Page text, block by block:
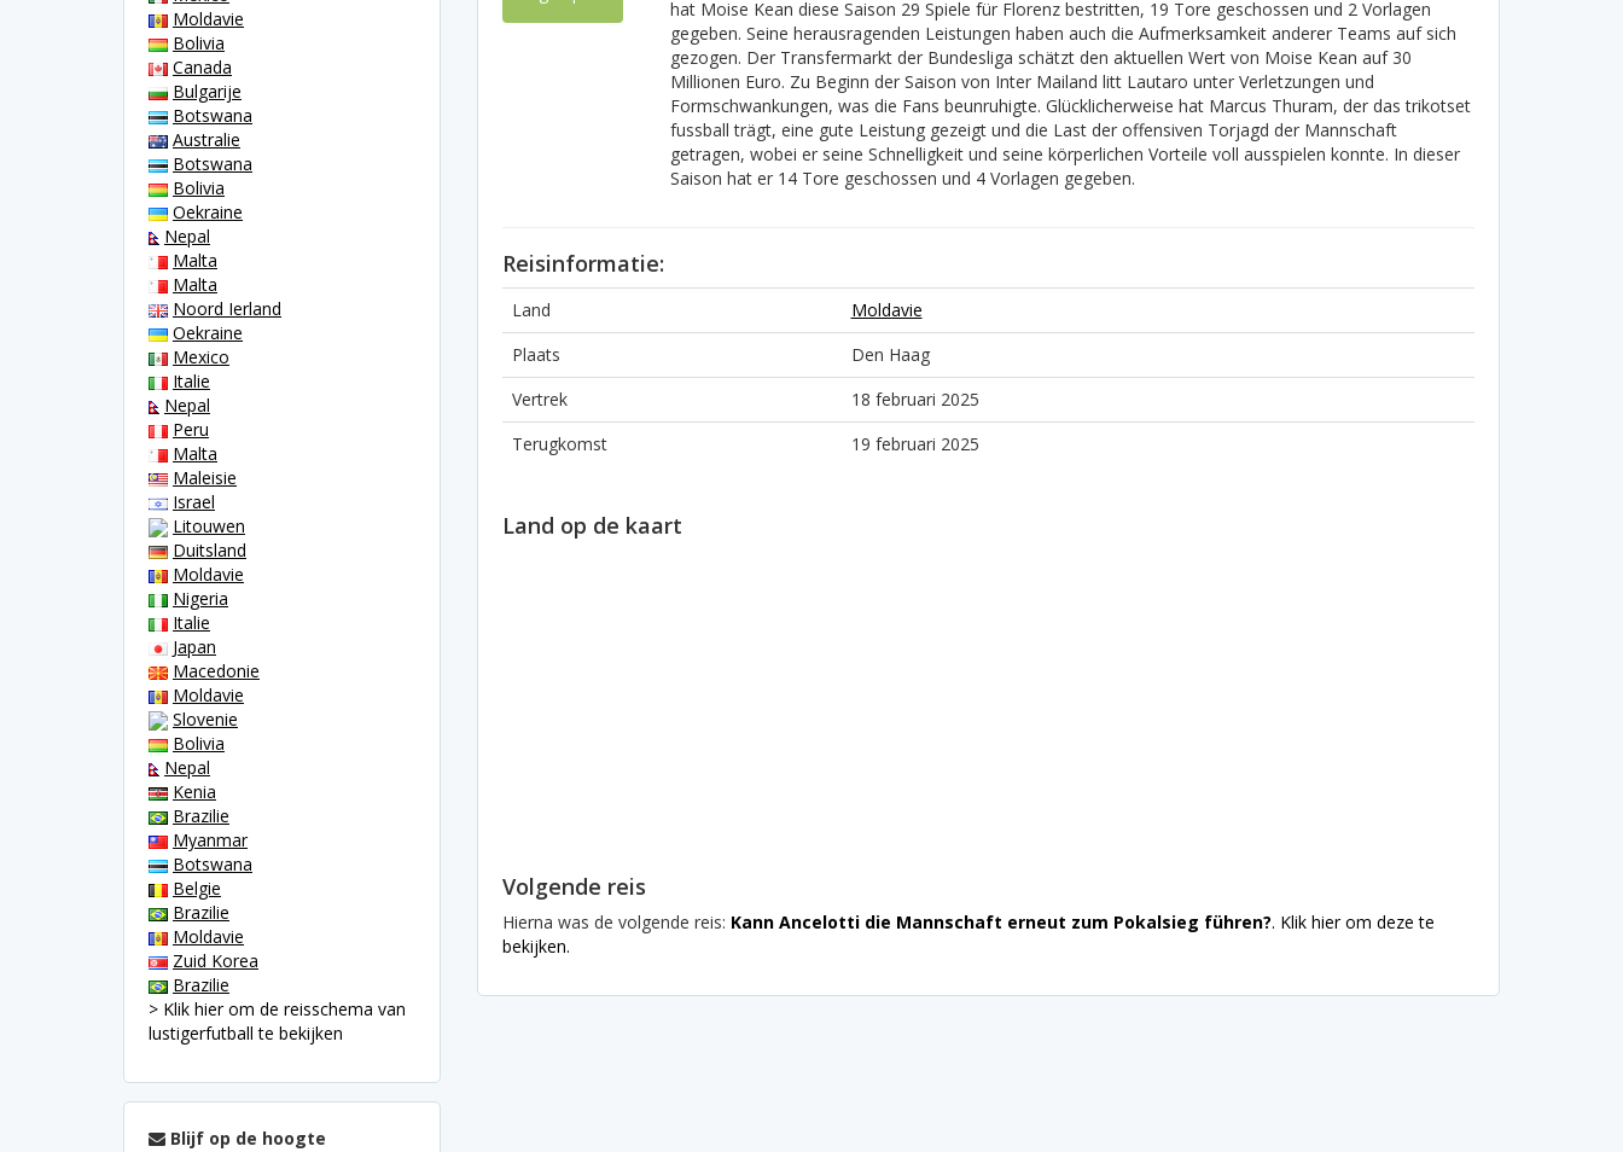
Moldavie
Bolivia
Canada
Bulgarije
Botswana
Australie
Botswana
Bolivia
Oekraine
Nepal
Malta
Malta
Noord Ierland
Oekraine
Mexico
Italie
Nepal
Peru
Malta
Maleisie
Israel
Litouwen
Duitsland
Moldavie
Nigeria
Italie
Japan
Macedonie
Moldavie
Slovenie
Bolivia
Nepal
Kenia
Brazilie
Myanmar
Botswana
Belgie
Brazilie
Moldavie
Zuid Korea
Brazilie
> Klik hier om de reisschema van
lustigerfutball te bekijken
Blijf op de hoogte
hat Moise Kean diese Saison 29 Spiele für Florenz bestritten, 19 Tore geschossen und 2 Vorlagen
gegeben. Seine herausragenden Leistungen haben auch die Aufmerksamkeit anderer Teams auf sich
gezogen. Der Transfermarkt der Bundesliga schätzt den aktuellen Wert von Moise Kean auf 30
Millionen Euro. Zu Beginn der Saison von Inter Mailand litt Lautaro unter Verletzungen und
Formschwankungen, was die Fans beunruhigte. Glücklicherweise hat Marcus Thuram, der das trikotset
fussball trägt, eine gute Leistung gezeigt und die Last der offensiven Torjagd der Mannschaft
getragen, wobei er seine Schnelligkeit und seine körperlichen Vorteile voll ausspielen konnte. In dieser
Saison hat er 14 Tore geschossen und 4 Vorlagen gegeben.
Reisinformatie:
Land
Moldavie
Plaats
Den Haag
Vertrek
18 februari 2025
Terugkomst
19 februari 2025
Land op de kaart
Volgende reis
Hierna was de volgende reis: Kann Ancelotti die Mannschaft erneut zum Pokalsieg führen?. Klik hier om deze te
bekijken.